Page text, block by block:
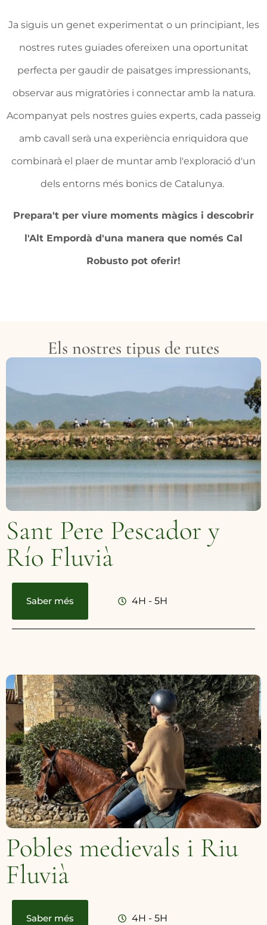
Ja siguis un genet experimentat o un principiant, les
nostres rutes guiades ofereixen una oportunitat
perfecta per gaudir de paisatges impressionants,
observar aus migratòries i connectar amb la natura.
Acompanyat pels nostres guies experts, cada passeig
amb cavall serà una experiència enriquidora que
combinarà el plaer de muntar amb l'exploració d'un
dels entorns més bonics de Catalunya.
Prepara't per viure moments màgics i descobrir
l'Alt Empordà d'una manera que només Cal
Robusto pot oferir!
Els nostres tipus de rutes
Sant Pere Pescador y
Río Fluvià
Saber més 4H - 5H
Pobles medievals i Riu
Fluvià
Saber més 4H - 5H